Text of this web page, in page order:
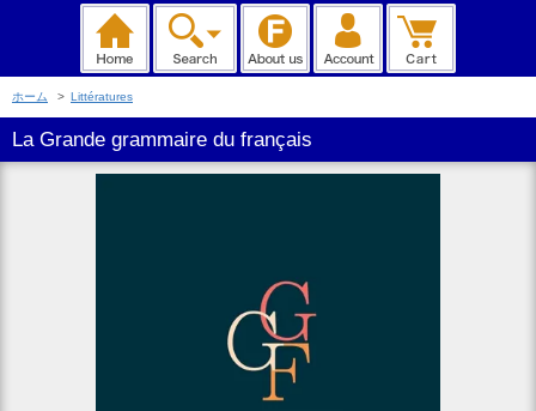
ホーム > Littératures
La Grande grammaire du français